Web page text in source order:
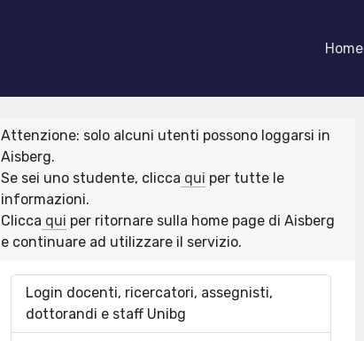
Home
Attenzione: solo alcuni utenti possono loggarsi in
Aisberg.
Se sei uno studente, clicca qui per tutte le
informazioni.
Clicca qui per ritornare sulla home page di Aisberg
e continuare ad utilizzare il servizio.
Login docenti, ricercatori, assegnisti,
dottorandi e staff Unibg